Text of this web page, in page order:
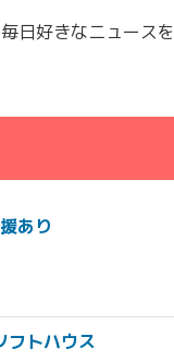
日好きなニュースを
あり
フトハウス